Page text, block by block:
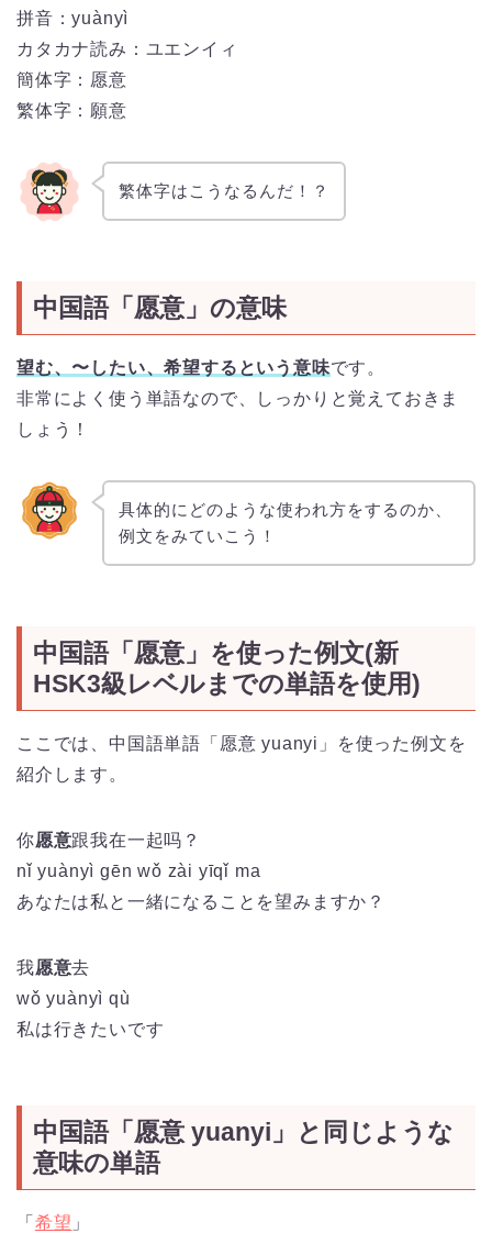
拼音：yuànyì
カタカナ読み：ユエンイィ
簡体字：愿意
繁体字：願意
繁体字はこうなるんだ！？
中国語「愿意」の意味
望む、〜したい、希望するという 意味です。
非常によく使う単語なので、しっかりと覚えておきま
しょう！
具体的にどのような使われ方をするのか、
例文をみていこう！
中国語「愿意」を使った例文(新
HSK3級レベルまでの単語を使用)
ここでは、中国語単語「愿意 yuanyi」を使った例文を
紹介します。
你愿意跟我在一起吗？
nǐyuànyìgēnwǒ zài yīqǐ ma
あなたは私と一緒になることを望みますか？
我愿意去
wǒ yuànyì qù
私は行きたいです
中国語「愿意 yuanyi」と同じような
意味の単語
「 希望 」